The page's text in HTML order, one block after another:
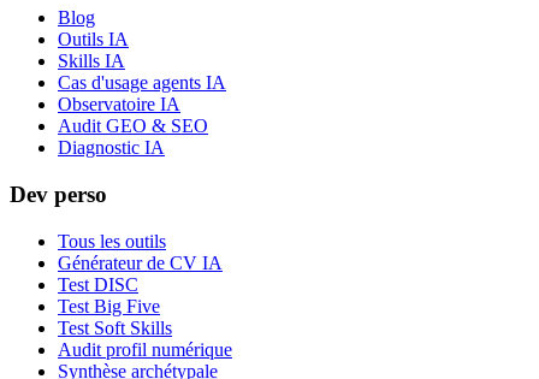
Blog
Outils IA
Skills IA
Cas d'usage agents IA
Observatoire IA
Audit GEO & SEO
Diagnostic IA
Dev perso
Tous les outils
Générateur de CV IA
Test DISC
Test Big Five
Test Soft Skills
Audit profil numérique
Synthèse archétypale